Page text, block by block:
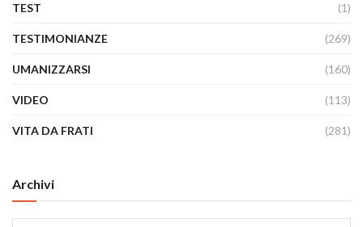
TEST (1)
TESTIMONIANZE (269)
UMANIZZARSI (160)
VIDEO (113)
VITA DA FRATI (281)
Archivi